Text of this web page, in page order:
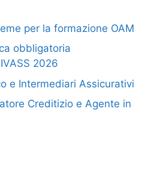
per la formazione OAM
obbligatoria
2026
e Intermediari Assicurativi
Creditizio e Agente in